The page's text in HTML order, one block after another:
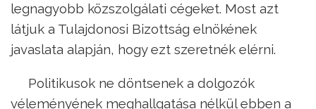
legnagyobb közszolgálati cégeket. Most azt
látjuk a Tulajdonosi Bizottság elnökének
javaslata alapján, hogy ezt szeretnék elérni.
Politikusok ne döntsenek a dolgozók
véleményének meghallgatása nélkül ebben a